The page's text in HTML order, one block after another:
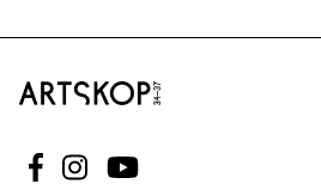
Suivez-nous sur Facebook
Suivez-nous sur Instagram
Suivez-nous sur Youtube